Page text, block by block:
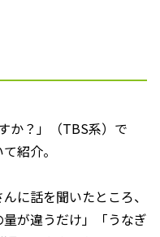
か？」（TBS系）で
紹介。
に話を聞いたところ、
量が違うだけ」「うなぎ